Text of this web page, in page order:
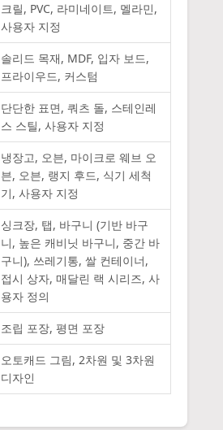
크릴, PVC, 라미네이트, 멜라민,
사용자 지정
솔리드 목재, MDF, 입자 보드,
프라이우드, 커스텀
단단한 표면, 쿼츠 돌, 스테인레
스 스틸, 사용자 지정
냉장고, 오븐, 마이크로 웨브 오
븐, 오븐, 랭지 후드, 식기 세척
기, 사용자 지정
싱크장, 탭, 바구니 (기반 바구
니, 높은 캐비닛 바구니, 중간 바
구니), 쓰레기통, 쌀 컨테이너,
접시 상자, 매달린 랙 시리즈, 사
용자 정의
조립 포장, 평면 포장
오토캐드 그림, 2차원 및 3차원
디자인